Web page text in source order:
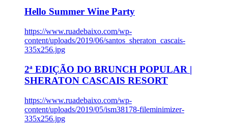
Hello Summer Wine Party
https://www.ruadebaixo.com/wp-
content/uploads/2019/06/santos_sheraton_cascais-
335x256.jpg
2ª EDIÇÃO DO BRUNCH POPULAR |
SHERATON CASCAIS RESORT
https://www.ruadebaixo.com/wp-
content/uploads/2019/05/ism38178-fileminimizer-
335x256.jpg